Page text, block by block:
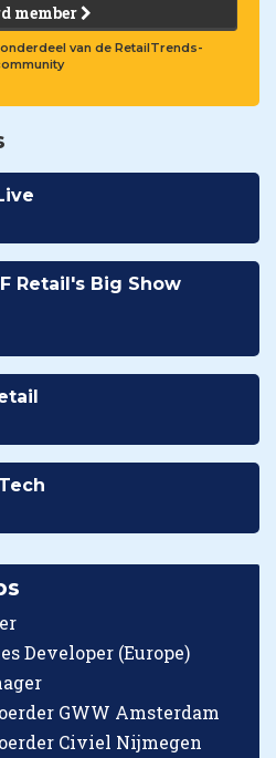
member
van de RetailTrends-
Retail's Big Show
Developer (Europe)
GWW Amsterdam
Civiel Nijmegen